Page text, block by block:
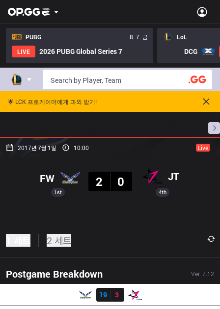
PUBG
8. 7. 금
LIVE
2026 PUBG Global Series 7
LoL
DCG
🌟 LCK 프로게이머에게 과외 받기!
프로빌
2017년 7월 1일 10:00 Live
1st
FW
2
0 JT
4th
2 세트
Postgame Breakdown Ver. 7.12
19
3